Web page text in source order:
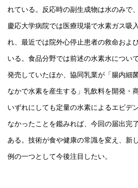
れている。反応時の副生成物は水のみで
慶応大学病院では医療現場で水素ガス吸
れ、最近では院外心停止患者の救命およ
いる。食品分野では前述の水素水につい
発売していたほか、協同乳業が「腸内細
なかで水素を産生する」乳飲料を開発・
いずれにしても定量の水素によるエビデ
なかったことを鑑みれば、今回の届出完
ある。技術が食や健康の常識を変え、新
例の一つとして今後注目したい。